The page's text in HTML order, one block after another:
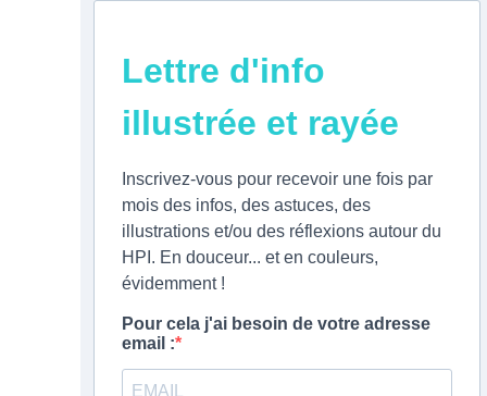
Lettre d'info
illustrée et rayée
Inscrivez-vous pour recevoir une fois par
mois des infos, des astuces, des
illustrations et/ou des réflexions autour du
HPI. En douceur... et en couleurs,
évidemment !
Pour cela j'ai besoin de votre adresse
email :